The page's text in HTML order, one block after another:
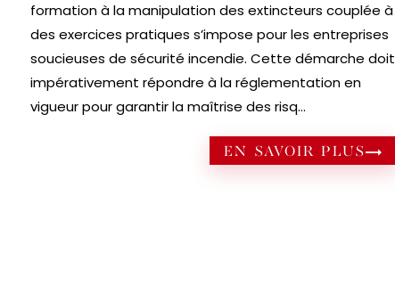
formation à la manipulation des extincteurs couplée à
des exercices pratiques s’impose pour les entreprises
soucieuses de sécurité incendie. Cette démarche doit
impérativement répondre à la réglementation en
vigueur pour garantir la maîtrise des risq...
EN SAVOIR PLUS